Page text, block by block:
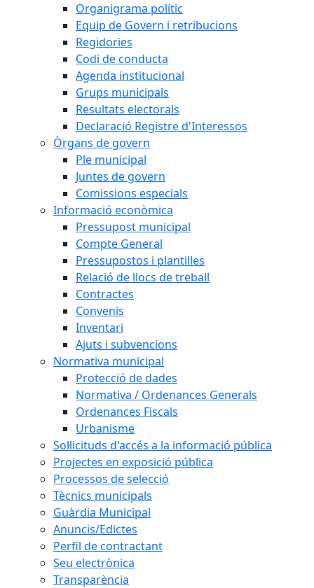
Organigrama polític
Equip de Govern i retribucions
Regidories
Codi de conducta
Agenda institucional
Grups municipals
Resultats electorals
Declaració Registre d'Interessos
Òrgans de govern
Ple municipal
Juntes de govern
Comissions especials
Informació econòmica
Pressupost municipal
Compte General
Pressupostos i plantilles
Relació de llocs de treball
Contractes
Convenis
Inventari
Ajuts i subvencions
Normativa municipal
Protecció de dades
Normativa / Ordenances Generals
Ordenances Fiscals
Urbanisme
Sol·licituds d'accés a la informació pública
Projectes en exposició pública
Processos de selecció
Tècnics municipals
Guàrdia Municipal
Anuncis/Edictes
Perfil de contractant
Seu electrònica
Transparència